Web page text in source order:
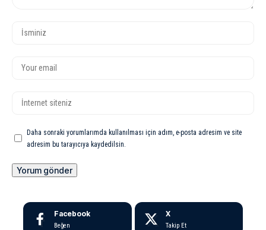
Daha sonraki yorumlarımda kullanılması için adım, e-posta adresim ve site
adresim bu tarayıcıya kaydedilsin.
Facebook
Beğen
X
Takip Et